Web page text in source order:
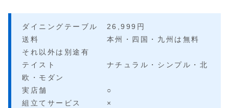
ダイニングテーブル 26,999円
送料 本州・四国・九州は無料
それ以外は別途有
テイスト ナチュラル・シンプル・北
欧・モダン
実店舗 ○
組立てサービス ×